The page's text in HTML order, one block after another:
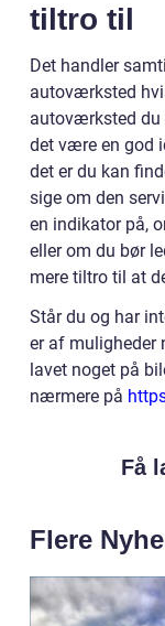
tiltro til
Det handler
autoværksted
autoværksted du
det være en god
det er du kan
sige om den
en indikator på,
eller om du bør
mere tiltro til at
Står du og har
er af
lavet noget på
nærmere på
Få
Flere